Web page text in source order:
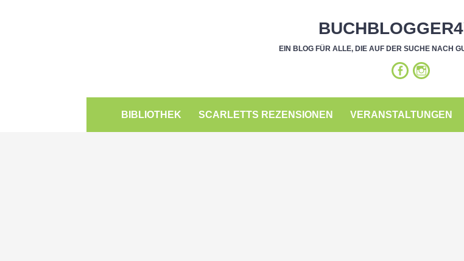
EIN BLOG FÜR ALLE, DIE AUF DER SUCHE NACH
BIBLIOTHEK SCARLETTS REZENSIONEN VERANSTALTUNGEN